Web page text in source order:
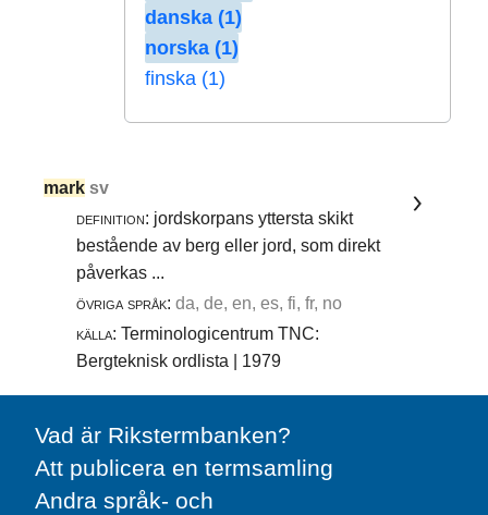
danska (1)
norska (1)
finska (1)
mark sv
definition: jordskorpans yttersta skikt
bestående av berg eller jord, som direkt
påverkas ...
övriga språk: da, de, en, es, fi, fr, no
källa: Terminologicentrum TNC:
Bergteknisk ordlista | 1979
Vad är Rikstermbanken?
Att publicera en termsamling
Andra språk- och